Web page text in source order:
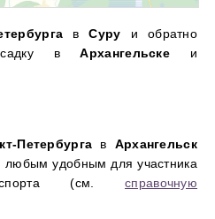
вСуру и обратно
вАрхангельске и
Петербурга в Архангельск
любым удобным для участника
(см. справочную